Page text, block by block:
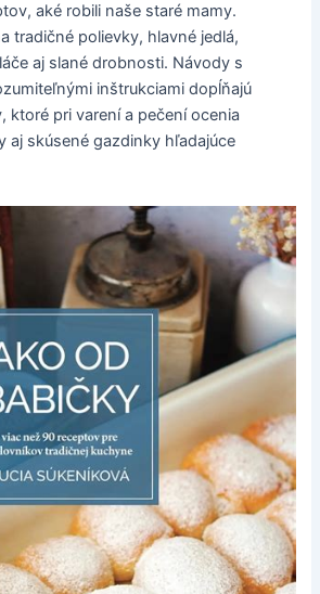
aké robili naše staré mamy.
tradičné polievky, hlavné jedlá,
aj slané drobnosti. Návody s
inštrukciami dopĺňajú
ktoré pri varení a pečení ocenia
aj skúsené gazdinky hľadajúce